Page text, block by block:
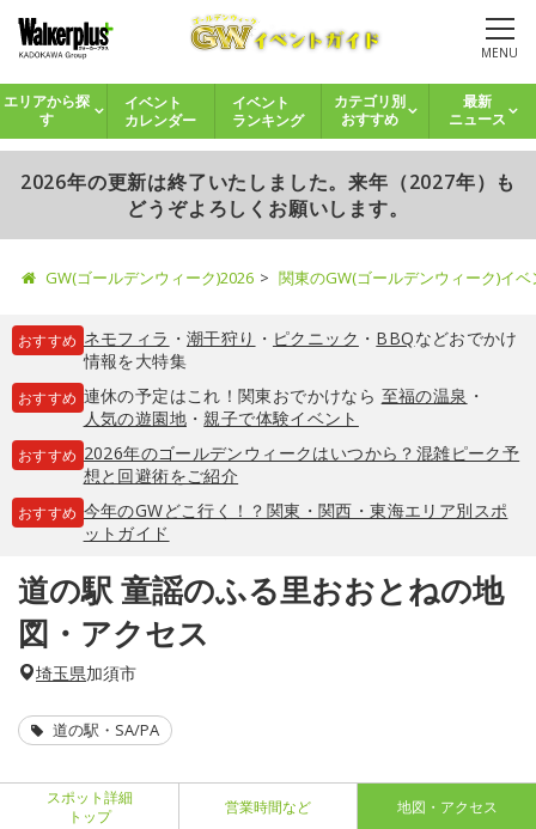
MENU
エリアから探
す
イベント
カレンダー
イベント
ランキング
カテゴリ別
おすすめ
最新
ニュース
2026年の更新は終了いたしました。来年（2027年）も
どうぞよろしくお願いします。
GW(ゴールデンウィーク)2026 関東のGW(ゴールデンウィーク)イ
おすすめ ネモフィラ ・ 潮干狩り ・ ピクニック ・ BBQなどおでかけ
情報を大特集
おすすめ 連休の予定はこれ！関東おでかけなら 至福の温泉 ・
人気の遊園地・親子で体験イベント
おすすめ 2026年のゴールデンウィークはいつから？混雑ピーク予
想と回避術をご紹介
おすすめ 今年のGWどこ行く！？関東・関西・東海エリア別スポ
ットガイド
道の駅 童謡のふる里おおとねの地
図・アクセス
埼玉県加須市
道の駅・SA/PA
スポット詳細
トップ
営業時間など 地図・アクセス